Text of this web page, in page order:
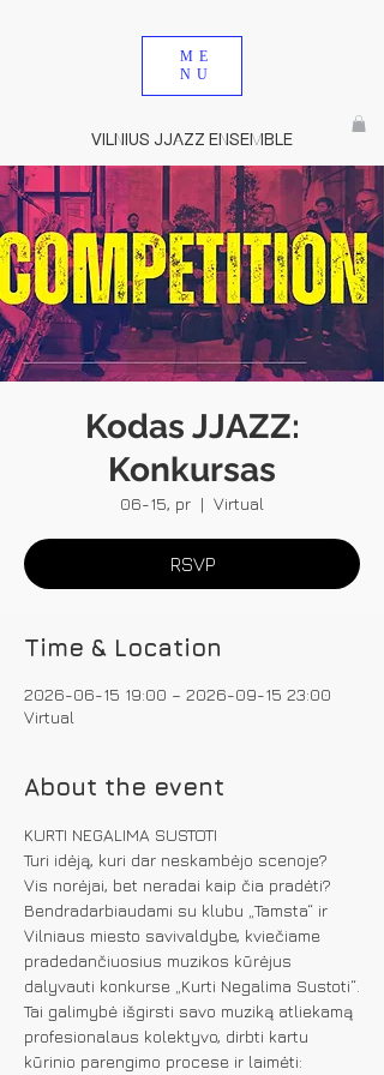
ME
NU
VILNIUS JJAZZ ENSEMBLE
Kodas JJAZZ:
Konkursas
06-15, pr
  |
Virtual
RSVP
Time & Location
2026-06-15 19:00 – 2026-09-15 23:00
Virtual
About the event
KURTI NEGALIMA SUSTOTI
Turi idėją, kuri dar neskambėjo scenoje?
Vis norėjai, bet neradai kaip čia pradėti?
Bendradarbiaudami su klubu „Tamsta“ ir
Vilniaus miesto savivaldybe, kviečiame
pradedančiuosius muzikos kūrėjus
dalyvauti konkurse „Kurti Negalima Sustoti“.
Tai galimybė išgirsti savo muziką atliekamą
profesionalaus kolektyvo, dirbti kartu
kūrinio parengimo procese ir laimėti: